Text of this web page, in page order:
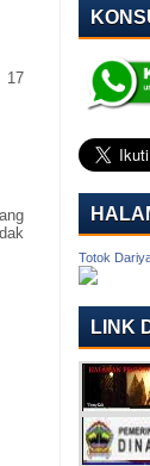
17
Totok
LINK